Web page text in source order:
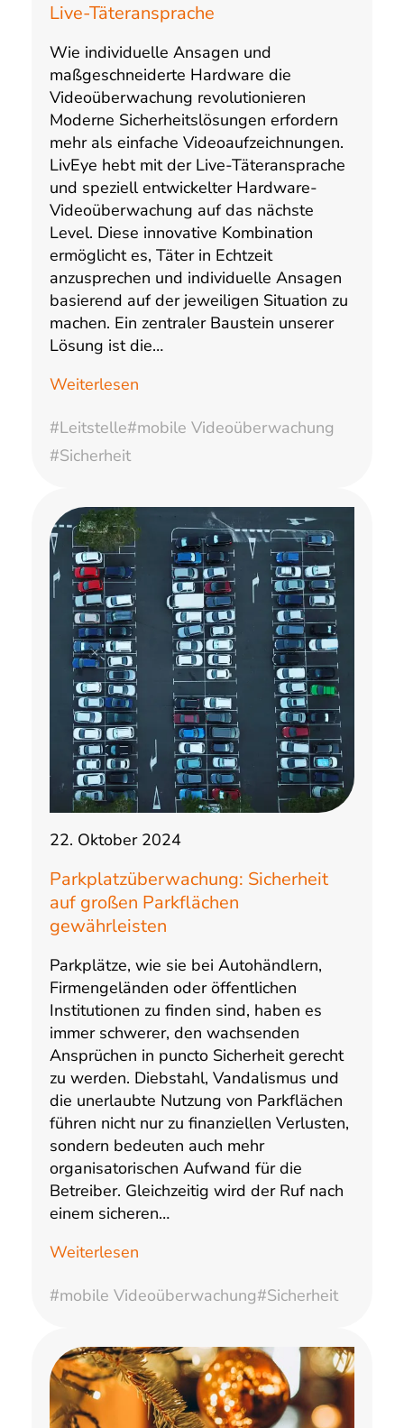
Live-Täteransprache
Wie individuelle Ansagen und
maßgeschneiderte Hardware die
Videoüberwachung revolutionieren
Moderne Sicherheitslösungen erfordern
mehr als einfache Videoaufzeichnungen.
LivEye hebt mit der Live-Täteransprache
und speziell entwickelter Hardware-
Videoüberwachung auf das nächste
Level. Diese innovative Kombination
ermöglicht es, Täter in Echtzeit
anzusprechen und individuelle Ansagen
basierend auf der jeweiligen Situation zu
machen. Ein zentraler Baustein unserer
Lösung ist die…
Weiterlesen
#Leitstelle#mobile Videoüberwachung
#Sicherheit
22. Oktober 2024
Parkplatzüberwachung: Sicherheit
auf großen Parkflächen
gewährleisten
Parkplätze, wie sie bei Autohändlern,
Firmengeländen oder öffentlichen
Institutionen zu finden sind, haben es
immer schwerer, den wachsenden
Ansprüchen in puncto Sicherheit gerecht
zu werden. Diebstahl, Vandalismus und
die unerlaubte Nutzung von Parkflächen
führen nicht nur zu finanziellen Verlusten,
sondern bedeuten auch mehr
organisatorischen Aufwand für die
Betreiber. Gleichzeitig wird der Ruf nach
einem sicheren…
Weiterlesen
#mobile Videoüberwachung#Sicherheit